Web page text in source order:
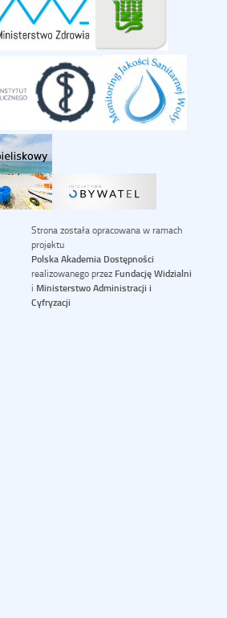
Strona została opracowana w ramach
projektu
Polska Akademia Dostępności
realizowanego przez Fundację Widzialni
i Ministerstwo Administracji i
Cyfryzacji